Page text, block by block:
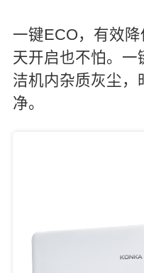
一键ECO，有效
天开启也不怕。一
洁机内杂质灰尘，
净。